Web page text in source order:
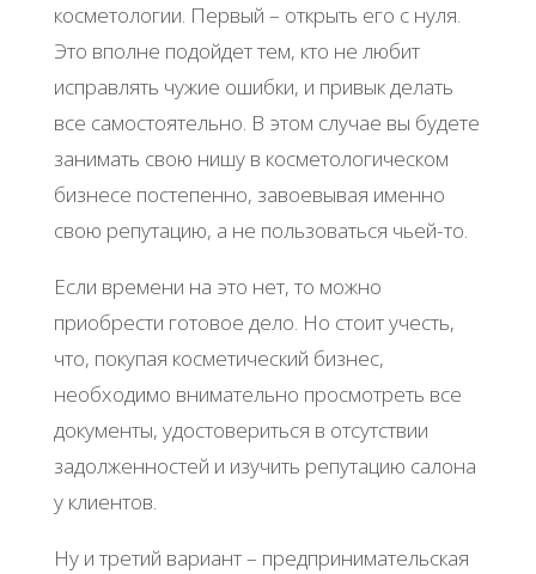
косметологии. Первый – открыть его с нуля.
Это вполне подойдет тем, кто не любит
исправлять чужие ошибки, и привык делать
все самостоятельно. В этом случае вы будете
занимать свою нишу в косметологическом
бизнесе постепенно, завоевывая именно
свою репутацию, а не пользоваться чьей-то.
Если времени на это нет, то можно
приобрести готовое дело. Но стоит учесть,
что, покупая косметический бизнес,
необходимо внимательно просмотреть все
документы, удостовериться в отсутствии
задолженностей и изучить репутацию салона
у клиентов.
Ну и третий вариант – предпринимательская